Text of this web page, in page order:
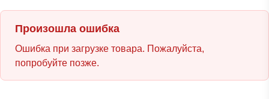
Произошла ошибка
Ошибка при загрузке товара. Пожалуйста,
попробуйте позже.